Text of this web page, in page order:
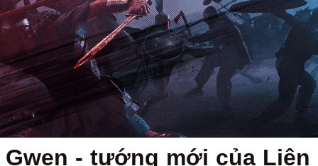
Gwen - tướng mới của Liên